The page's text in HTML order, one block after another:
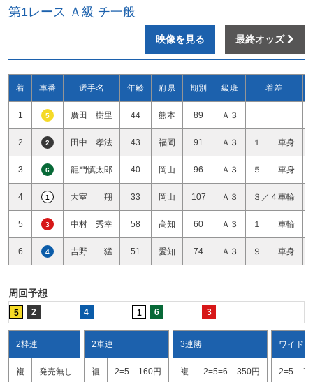
第1レース Ａ級 チ一般
映像を見る 最終オッズ
着 車番 選手名 年齢 府県 期別 級班 着差
1 5 廣田 樹里 44 熊本 89 Ａ３
2 2 田中 孝法 43 福岡 91 Ａ３ １ 車身
3 6 龍門慎太郎 40 岡山 96 Ａ３ ５ 車身
4 1 大室 翔 33 岡山 107 Ａ３ ３／４車輪
5 3 中村 秀幸 58 高知 60 Ａ３ １ 車輪
6 4 吉野 猛 51 愛知 74 Ａ３ ９ 車身
周回予想
5 2 4 1 6 3
2枠連
複 発売無し
2車連
複 2=5 160円
3連勝
複 2=5=6 350円
ワイド
2=5